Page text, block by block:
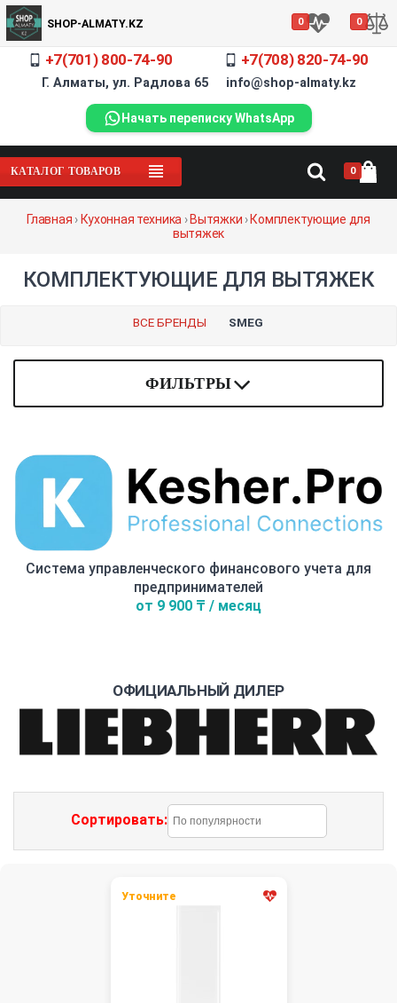
SHOP-ALMATY.KZ 0 0
+7(701) 800-74-90 +7(708) 820-74-90
Г. Алматы, ул. Радлова 65 info@shop-almaty.kz
Начать переписку WhatsApp
КАТАЛОГ ТОВАРОВ 0
Главная › Кухонная техника ›Вытяжки ›Комплектующие для
вытяжек
КОМПЛЕКТУЮЩИЕ ДЛЯ ВЫТЯЖЕК
ВСЕ БРЕНДЫ SMEG
ФИЛЬТРЫ
Система управленческого финансового учета для
предпринимателей
от 9 900 ₸ / месяц
ОФИЦИАЛЬНЫЙ ДИЛЕР
Сортировать:
Уточните